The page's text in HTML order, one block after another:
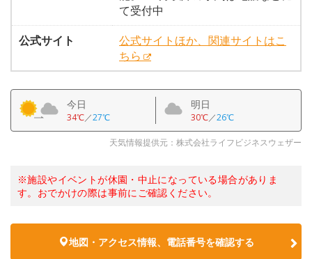
て受付中
公式サイト
公式サイトほか、関連サイトはこ
ちら
今日
34℃／27℃
明日
30℃／26℃
天気情報提供元：株式会社ライフビジネスウェザー
※施設やイベントが休園・中止になっている場合がありま
す。おでかけの際は事前にご確認ください。
地図・アクセス情報、電話番号を確認する